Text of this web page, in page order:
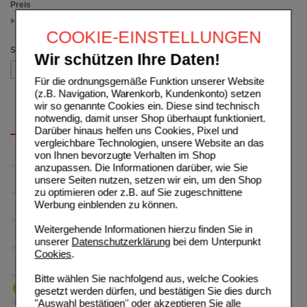
COOKIE-EINSTELLUNGEN
Wir schützen Ihre Daten!
Für die ordnungsgemäße Funktion unserer Website
(z.B. Navigation, Warenkorb, Kundenkonto) setzen
wir so genannte Cookies ein. Diese sind technisch
notwendig, damit unser Shop überhaupt funktioniert.
Darüber hinaus helfen uns Cookies, Pixel und
vergleichbare Technologien, unsere Website an das
von Ihnen bevorzugte Verhalten im Shop
anzupassen. Die Informationen darüber, wie Sie
unsere Seiten nutzen, setzen wir ein, um den Shop
zu optimieren oder z.B. auf Sie zugeschnittene
Werbung einblenden zu können.
Weitergehende Informationen hierzu finden Sie in
unserer Datenschutzerklärungbei dem Unterpunkt
Cookies.
Bitte wählen Sie nachfolgend aus, welche Cookies
gesetzt werden dürfen, und bestätigen Sie dies durch
"Auswahl bestätigen" oder akzeptieren Sie alle
Preis
Sortieren nach